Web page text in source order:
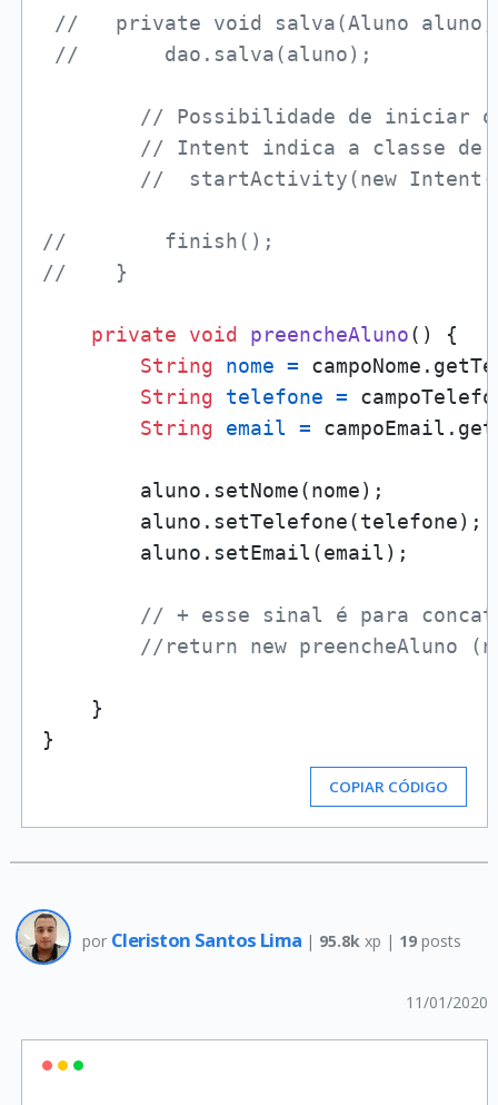
//   private void salva(Aluno aluno,
//       dao.salva(aluno);
// Possibilidade de iniciar
// Intent indica a classe de
//  startActivity(new
//        finish();
//    }
private void preencheAluno()
{
String
nome =
String
telefone =
String
email =
        aluno.setNome(nome);
        aluno.setTelefone(telefone);
        aluno.setEmail(email);
// + esse sinal é para
//return new preencheAluno
    }
COPIAR CÓDIGO
por Cleriston Santos Lima | 95.8k xp | 19posts
11/01/2020